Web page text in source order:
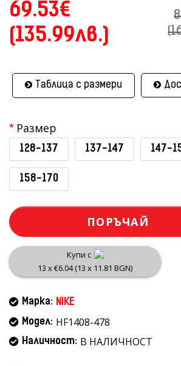
69.53€
(135.99лв.)
Таблица с размери
Размер
128-137 137-147 147-
158-170
ПОРЪЧАЙ
Купи с
13 x €6.04 (13 x 11.81 BGN)
Марка: NIKE
Модел: HF1408-478
Наличност: В НАЛИЧНОСТ